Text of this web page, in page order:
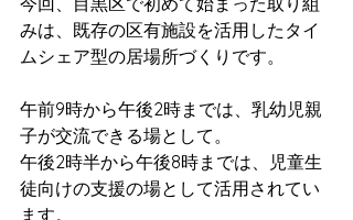
みは、既存の区有施設を活用したタイ
ムシェア型の居場所づくりです。
午前9時から午後2時までは、乳幼児親
子が交流できる場として。
午後2時半から午後8時までは、児童生
徒向けの支援の場として活用されてい
ます。